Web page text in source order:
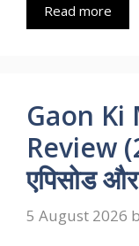
Read more
Gaon Ki
Review
एपिसोड और
5 August 2026